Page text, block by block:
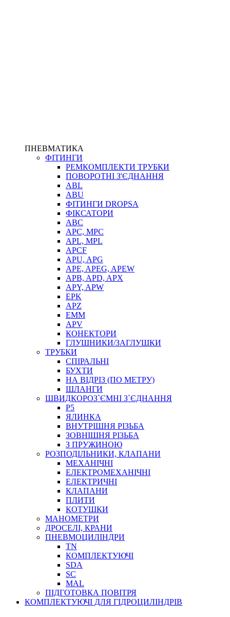
ПНЕВМАТИКА
ФІТИНГИ
РЕМКОМПЛЕКТИ ТРУБКИ
ПОВОРОТНІ З'ЄДНАННЯ
ABL
ABU
ФІТИНГИ DROPSA
ФІКСАТОРИ
ABC
APC, MPC
APL, MPL
APCF
APU, APG
APE, APEG, APEW
APB, APD, APX
APY, APW
EPK
APZ
EMM
APV
КОНЕКТОРИ
ГЛУШНИКИ/ЗАГЛУШКИ
ТРУБКИ
СПІРАЛЬНІ
БУХТИ
НА ВІДРІЗ (ПО МЕТРУ)
ШЛАНГИ
ШВИДКОРОЗ`ЄМНІ З`ЄДНАННЯ
P5
ЯЛИНКА
ВНУТРІШНЯ РІЗЬБА
ЗОВНІШНЯ РІЗЬБА
З ПРУЖИНОЮ
РОЗПОДІЛЬНИКИ, КЛАПАНИ
МЕХАНІЧНІ
ЕЛЕКТРОМЕХАНІЧНІ
ЕЛЕКТРИЧНІ
КЛАПАНИ
ПЛИТИ
КОТУШКИ
МАНОМЕТРИ
ДРОСЕЛІ, КРАНИ
ПНЕВМОЦИЛІНДРИ
TN
КОМПЛЕКТУЮЧІ
SDA
SC
MAL
ПІДГОТОВКА ПОВІТРЯ
КОМПЛЕКТУЮЧІ ДЛЯ ГІДРОЦИЛІНДРІВ